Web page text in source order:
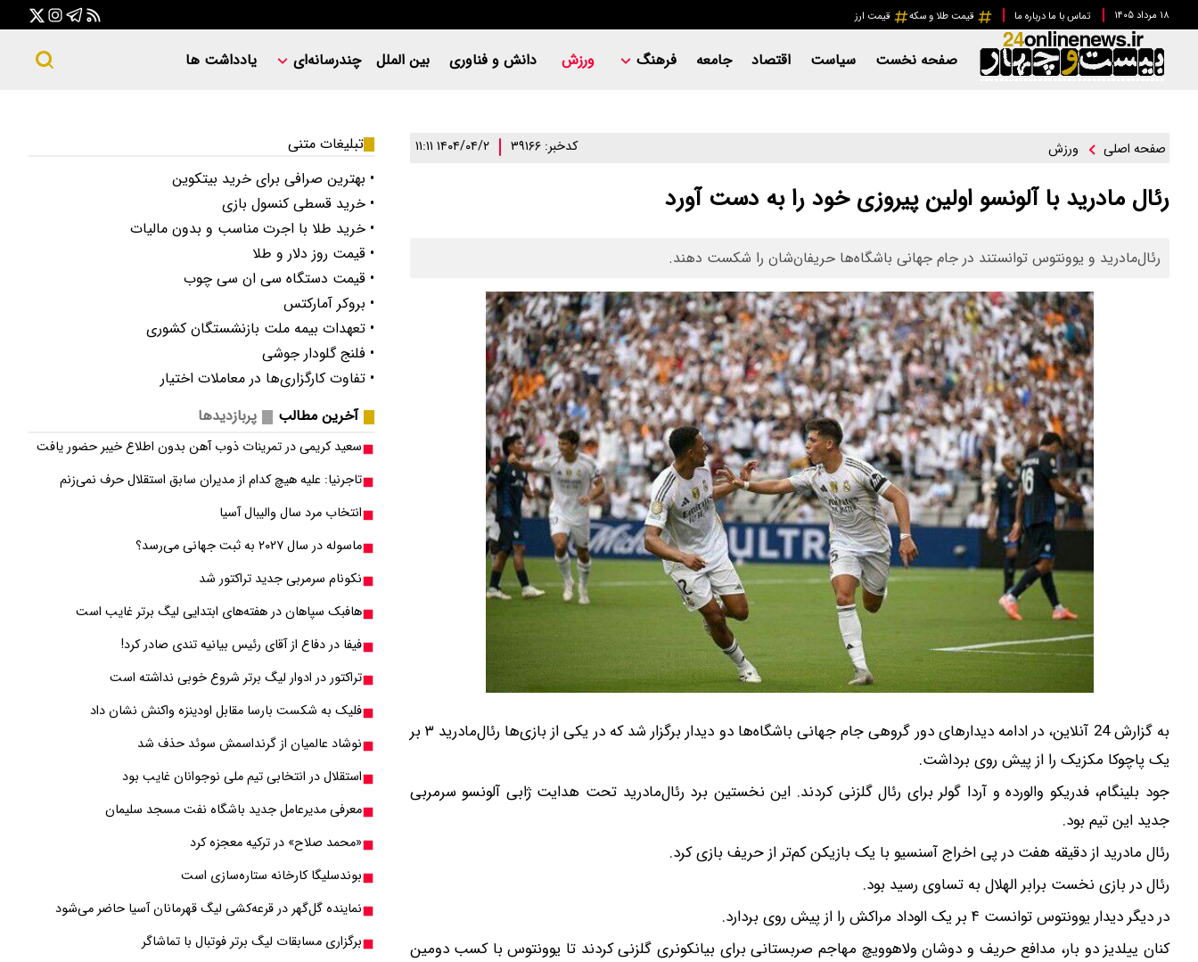
۱۸ مرداد ۱۴۰۵ تماس با ما درباره ما قیمت طلا و سکه قیمت ارز
صفحه نخست سیاست اقتصاد جامعه فرهنگ ورزش دانش و فناوری بین الملل چندرسانه‌ای یادداشت ها
صفحه اصلی ورزش کدخبر: ۳۹۱۶۶ ۱۴۰۴/۰۴/۲ ۱۱:۱۱
رئال مادرید با آلونسو اولین پیروزی خود را به دست آورد
رئال‌مادرید و یوونتوس توانستند در جام جهانی باشگاه‌ها حریفان‌شان را شکست دهند.
به گزارش 24 آنلاین، در ادامه دیدارهای دور گروهی جام جهانی باشگاه‌ها دو دیدار برگزار شد که در یکی از بازی‌ها رئال‌مادرید ۳ بر
یک پاچوکا مکزیک را از پیش روی برداشت.
جود بلینگام، فدریکو والورده و آردا گولر برای رئال گلزنی کردند. این نخستین برد رئال‌مادرید تحت هدایت ژابی آلونسو سرمربی
جدید این تیم بود.
رئال مادرید از دقیقه هفت در پی اخراج آسنسیو با یک بازیکن کم‌تر از حریف بازی کرد.
رئال در بازی نخست برابر الهلال به تساوی رسید بود.
در دیگر دیدار یوونتوس توانست ۴ بر یک الوداد مراکش را از پیش روی بردارد.
کنان ییلدیز دو بار، مدافع حریف و دوشان ولاهوویچ مهاجم صربستانی برای بیانکونری گلزنی کردند تا یوونتوس با کسب دومین
تبلیغات متنی
• بهترین صرافی برای خرید بیتکوین
• خرید قسطی کنسول بازی
• خرید طلا با اجرت مناسب و بدون مالیات
• قیمت روز دلار و طلا
• قیمت دستگاه سی ان سی چوب
• بروکر آمارکتس
• تعهدات بیمه ملت بازنشستگان کشوری
• فلنج گلودار جوشی
• تفاوت کارگزاری‌ها در معاملات اختیار
آخرین مطالب
پربازدیدها
سعید کریمی در تمرینات ذوب آهن بدون اطلاع خیبر حضور یافت
تاجرنیا: علیه هیچ کدام از مدیران سابق استقلال حرف نمی‌زنم
انتخاب مرد سال والیبال آسیا
ماسوله در سال ۲۰۲۷ به ثبت جهانی می‌رسد؟
نکونام سرمربی جدید تراکتور شد
هافبک سپاهان در هفته‌های ابتدایی لیگ برتر غایب است
فیفا در دفاع از آقای رئیس بیانیه تندی صادر کرد!
تراکتور در ادوار لیگ برتر شروع خوبی نداشته است
فلیک به شکست بارسا مقابل اودینزه واکنش نشان داد
نوشاد عالمیان از گرنداسمش سوئد حذف شد
استقلال در انتخابی تیم ملی نوجوانان غایب بود
معرفی مدیرعامل جدید باشگاه نفت مسجد سلیمان
«محمد صلاح» در ترکیه معجزه کرد
بوندسلیگا کارخانه ستاره‌سازی است
نماینده گل‌گهر در قرعه‌کشی لیگ قهرمانان آسیا حاضر می‌شود
برگزاری مسابقات لیگ برتر فوتبال با تماشاگر